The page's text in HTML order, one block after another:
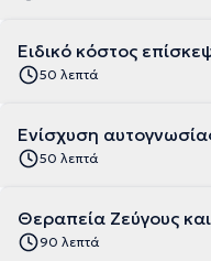
Ειδικό κόστος
50 λεπτά
Ενίσχυση
50 λεπτά
Θεραπεία Ζεύγους
90 λεπτά